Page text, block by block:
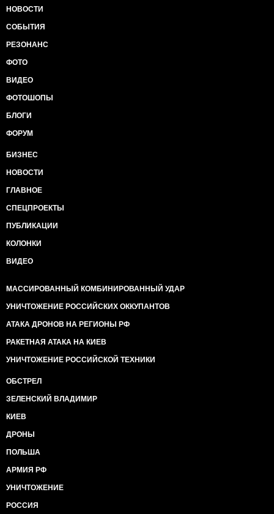
НОВОСТИ
СОБЫТИЯ
РЕЗОНАНС
ФОТО
ВИДЕО
ФОТОШОПЫ
БЛОГИ
ФОРУМ
БИЗНЕС
НОВОСТИ
ГЛАВНОЕ
СПЕЦПРОЕКТЫ
ПУБЛИКАЦИИ
КОЛОНКИ
ВИДЕО
МАССИРОВАННЫЙ КОМБИНИРОВАННЫЙ УДАР
УНИЧТОЖЕНИЕ РОССИЙСКИХ ОККУПАНТОВ
АТАКА ДРОНОВ НА РЕГИОНЫ РФ
РАКЕТНАЯ АТАКА НА КИЕВ
УНИЧТОЖЕНИЕ РОССИЙСКОЙ ТЕХНИКИ
ОБСТРЕЛ
ЗЕЛЕНСКИЙ ВЛАДИМИР
КИЕВ
ДРОНЫ
ПОЛЬША
АРМИЯ РФ
УНИЧТОЖЕНИЕ
РОССИЯ